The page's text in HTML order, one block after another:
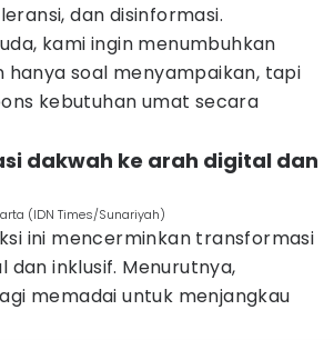
dan disinformasi.
kami ingin menumbuhkan
soal menyampaikan, tapi
kebutuhan umat secara
dakwah ke arah digital dan
(IDN Times/Sunariyah)
ini mencerminkan transformasi
inklusif. Menurutnya,
memadai untuk menjangkau